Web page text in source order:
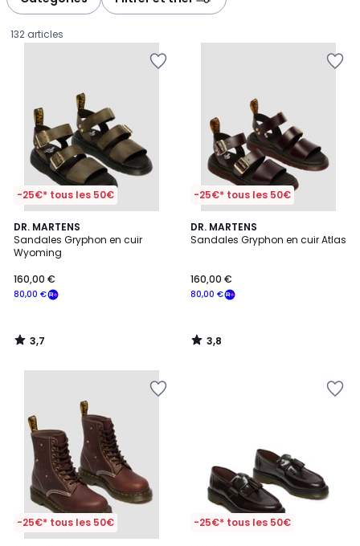
132 articles
-25€* tous les 50€
DR. MARTENS
Sandales Gryphon en cuir
Wyoming
€
souscrivez
notre
programme
place
80,00
80,00 €
160,00 €
3,7
/ 5
3,7
/
-25€* tous les 50€
DR. MARTENS
Sandales Gryphon en cuir Atlas
80,00 €
160,00 €
3,8
/ 5
3,8
/
-25€* tous les 50€ -25€* tous les 50€